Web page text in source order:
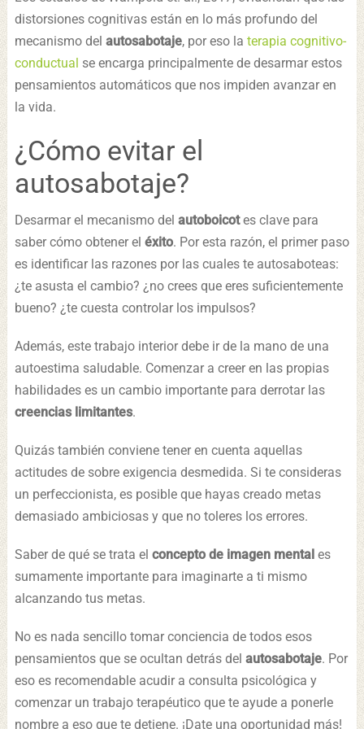
distorsiones cognitivas están en lo más profundo del
mecanismo del autosabotaje, por eso la terapia cognitivo-
conductual se encarga principalmente de desarmar estos
pensamientos automáticos que nos impiden avanzar en
la vida.
¿Cómo evitar el
autosabotaje?
Desarmar el mecanismo del autoboicotes clave para
saber cómo obtener el éxito. Por esta razón, el primer paso
es identificar las razones por las cuales te autosaboteas:
¿te asusta el cambio? ¿no crees que eres suficientemente
bueno? ¿te cuesta controlar los impulsos?
Además, este trabajo interior debe ir de la mano de una
autoestima saludable. Comenzar a creer en las propias
habilidades es un cambio importante para derrotar las
creencias limitantes.
Quizás también conviene tener en cuenta aquellas
actitudes de sobre exigencia desmedida. Si te consideras
un perfeccionista, es posible que hayas creado metas
demasiado ambiciosas y que no toleres los errores.
Saber de qué se trata el concepto de imagen mental es
sumamente importante para imaginarte a ti mismo
alcanzando tus metas.
No es nada sencillo tomar conciencia de todos esos
pensamientos que se ocultan detrás del autosabotaje. Por
eso es recomendable acudir a consulta psicológica y
comenzar un trabajo terapéutico que te ayude a ponerle
nombre a eso que te detiene. ¡Date una oportunidad más!